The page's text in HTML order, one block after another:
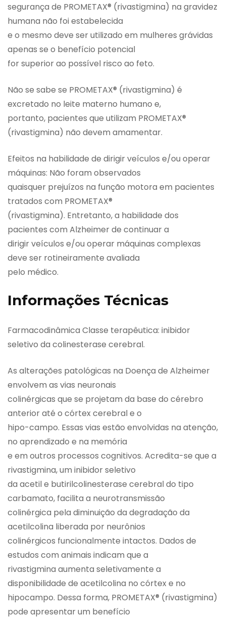
segurança de PROMETAX® (rivastigmina) na gravidez
humana não foi estabelecida
e o mesmo deve ser utilizado em mulheres grávidas
apenas se o benefício potencial
for superior ao possível risco ao feto.
Não se sabe se PROMETAX® (rivastigmina) é
excretado no leite materno humano e,
portanto, pacientes que utilizam PROMETAX®
(rivastigmina) não devem amamentar.
Efeitos na habilidade de dirigir veículos e/ou operar
máquinas: Não foram observados
quaisquer prejuízos na função motora em pacientes
tratados com PROMETAX®
(rivastigmina). Entretanto, a habilidade dos
pacientes com Alzheimer de continuar a
dirigir veículos e/ou operar máquinas complexas
deve ser rotineiramente avaliada
pelo médico.
Informações Técnicas
Farmacodinâmica Classe terapêutica: inibidor
seletivo da colinesterase cerebral.
As alterações patológicas na Doença de Alzheimer
envolvem as vias neuronais
colinérgicas que se projetam da base do cérebro
anterior até o córtex cerebral e o
hipo-campo. Essas vias estão envolvidas na atenção,
no aprendizado e na memória
e em outros processos cognitivos. Acredita-se que a
rivastigmina, um inibidor seletivo
da acetil e butirilcolinesterase cerebral do tipo
carbamato, facilita a neurotransmissão
colinérgica pela diminuição da degradação da
acetilcolina liberada por neurônios
colinérgicos funcionalmente intactos. Dados de
estudos com animais indicam que a
rivastigmina aumenta seletivamente a
disponibilidade de acetilcolina no córtex e no
hipocampo. Dessa forma, PROMETAX® (rivastigmina)
pode apresentar um benefício